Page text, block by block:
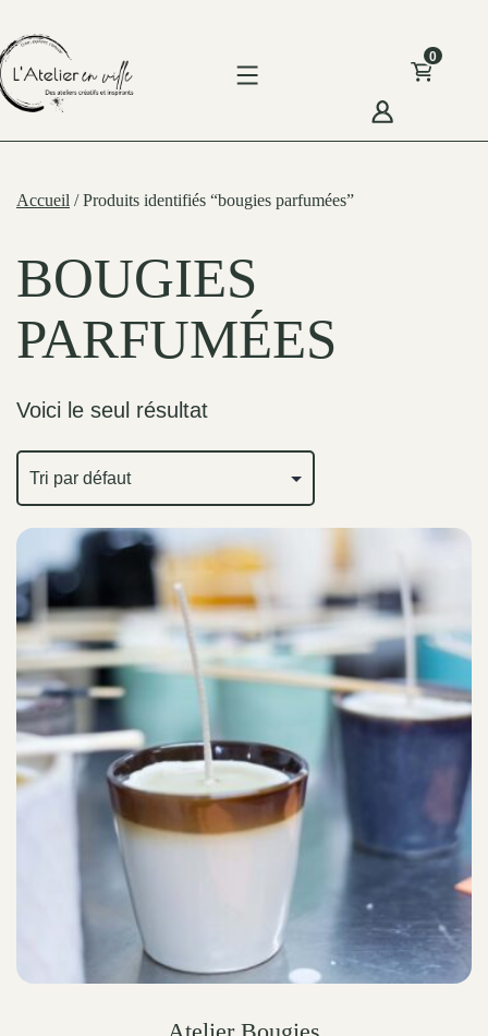
to
content
0
Accueil / Produits identifiés “bougies parfumées”
BOUGIES
PARFUMÉES
Voici le seul résultat